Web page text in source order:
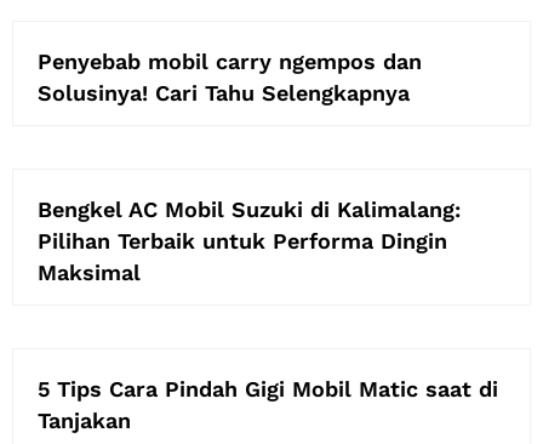
Penyebab mobil carry ngempos dan
Solusinya! Cari Tahu Selengkapnya
Bengkel AC Mobil Suzuki di Kalimalang:
Pilihan Terbaik untuk Performa Dingin
Maksimal
5 Tips Cara Pindah Gigi Mobil Matic saat di
Tanjakan